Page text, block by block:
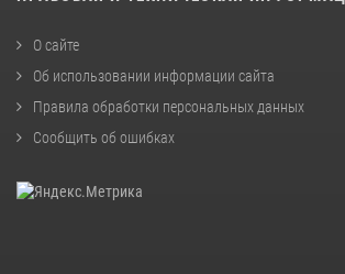
О сайте
Об использовании информации сайта
Правила обработки персональных данных
Сообщить об ошибках